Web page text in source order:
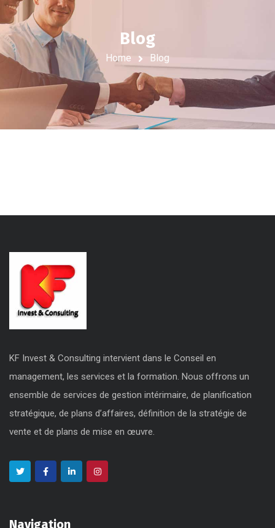
Blog
Home Blog
KF Invest & Consulting intervient dans le Conseil en
management, les services et la formation. Nous offrons un
ensemble de services de gestion intérimaire, de planification
stratégique, de plans d’affaires, définition de la stratégie de
vente et de plans de mise en œuvre.
Navigation